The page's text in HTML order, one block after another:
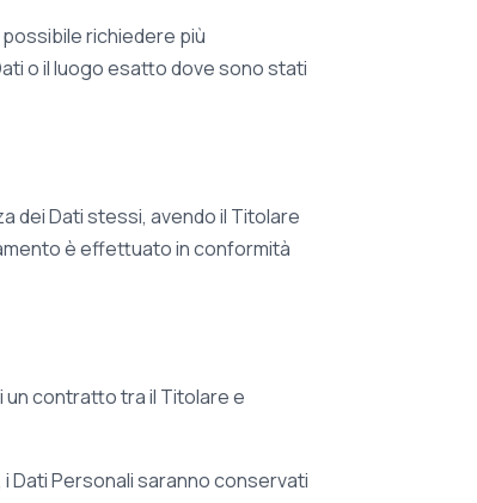
richiedere più
o il luogo esatto dove sono stati
dei Dati stessi, avendo il Titolare
è effettuato in conformità
un contratto tra il Titolare e
Dati Personali saranno conservati